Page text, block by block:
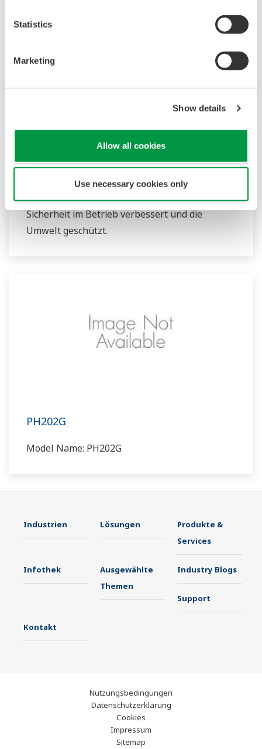
Statistics
Marketing
Show details
Allow all cookies
Use necessary cookies only
Eine Gruppe von Analysegeräten, die
Eigenschaften wie die chemische
Zusammensetzung, pH-Wert und Leitfähigkeit
mit hoher Zuverlässigkeit messen und digital
übertragen. Damit wird die Effizienz und
Sicherheit im Betrieb verbessert und die
Umwelt geschützt.
PH202G
Model Name: PH202G
Industrien Lösungen
Produkte &
Services
Infothek
Ausgewählte
Themen
Industry Blogs
Support
Kontakt
Nutzungsbedingungen
Datenschutzerklärung
Cookies
Impressum
Sitemap